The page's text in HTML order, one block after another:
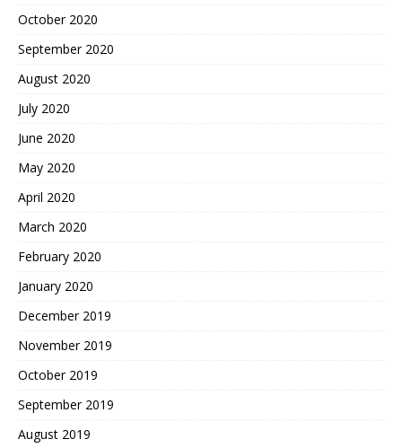
October 2020
September 2020
August 2020
July 2020
June 2020
May 2020
April 2020
March 2020
February 2020
January 2020
December 2019
November 2019
October 2019
September 2019
August 2019